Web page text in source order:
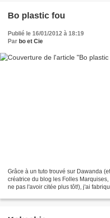
Bo plastic fou
Publié le 16/01/2012 à 18:19
Par bo et Cie
Grâce à un tuto trouvé sur Dawanda
créatrice du blog les Folles
ne pas l'avoir citée plus tôt!), j'ai